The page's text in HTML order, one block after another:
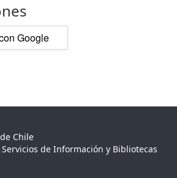
Google
Chile
de Información y Bibliotecas